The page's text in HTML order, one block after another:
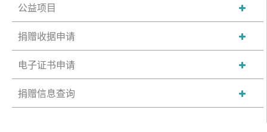
公益项目
捐赠收据申请
电子证书申请
捐赠信息查询